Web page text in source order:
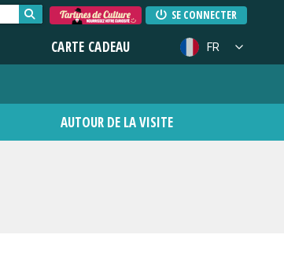
SE CONNECTER
CARTE CADEAU FR
AUTOUR DE LA VISITE